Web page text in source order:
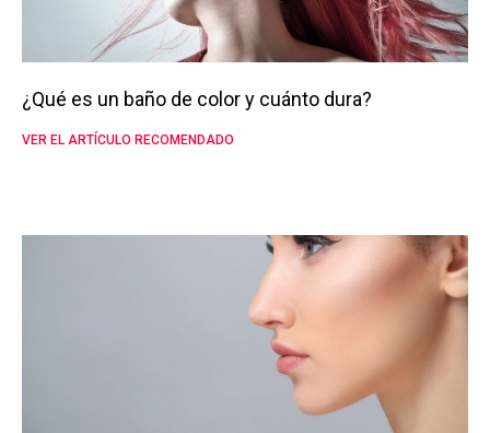
¿Qué es un baño de color y cuánto dura?
VER EL ARTÍCULO RECOMENDADO